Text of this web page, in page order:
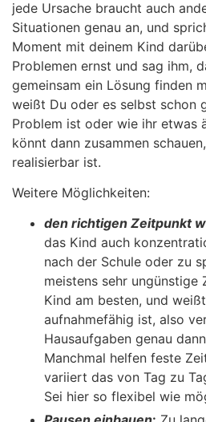
jede Ursache braucht auch
Situationen genau an, und
Moment mit deinem Kind
Problemen ernst und sag ihm,
gemeinsam ein Lösung finden
weißt Du oder es selbst schon
Problem ist oder wie ihr etwas
könnt dann zusammen
realisierbar ist.
Weitere Möglichkeiten:
den richtigen Zeitpunkt
das Kind auch
nach der Schule oder zu
meistens sehr ungünstige
Kind am besten, und
aufnahmefähig ist, also
Hausaufgaben genau
Manchmal helfen feste
variiert das von Tag zu
Sei hier so flexibel